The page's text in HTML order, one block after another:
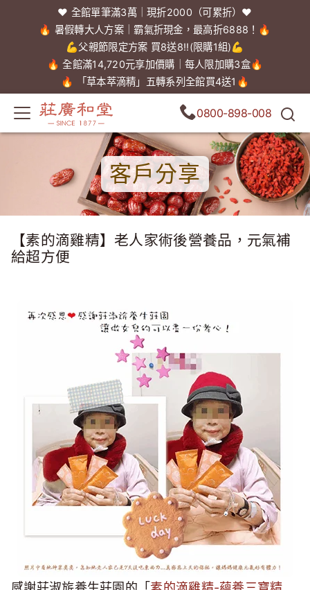
❤️ 全館單筆滿3萬｜現折2000（可累折）❤️
🔥 暑假轉大人方案｜霸氣折現金，最高折6888！🔥
💪父親節限定方案 買8送8!!(限購1組)💪
🔥 全館滿14,720元享加價購｜每人限加購3盒🔥
🔥 「草本萃滴精」五轉系列全館買4送1🔥
0800-898-008
客戶分享
【素的滴雞精】老人家術後營養品，元氣補
給超方便